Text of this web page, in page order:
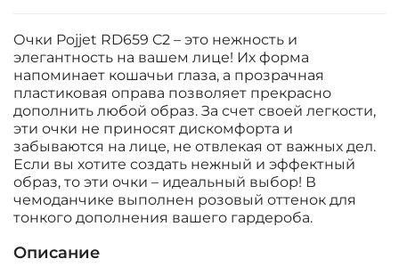
Очки Pojjet RD659 C2 – это нежность и
элегантность на вашем лице! Их форма
напоминает кошачьи глаза, а прозрачная
пластиковая оправа позволяет прекрасно
дополнить любой образ. За счет своей легкости,
эти очки не приносят дискомфорта и
забываются на лице, не отвлекая от важных дел.
Если вы хотите создать нежный и эффектный
образ, то эти очки – идеальный выбор! В
чемоданчике выполнен розовый оттенок для
тонкого дополнения вашего гардероба.
Описание